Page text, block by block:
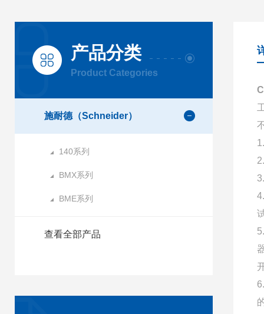
产品分类
Product Categories
施耐德（Schneider）
140系列
BMX系列
BME系列
查看全部产品